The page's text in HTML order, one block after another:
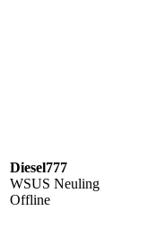
Diesel777
WSUS Neuling
Offline